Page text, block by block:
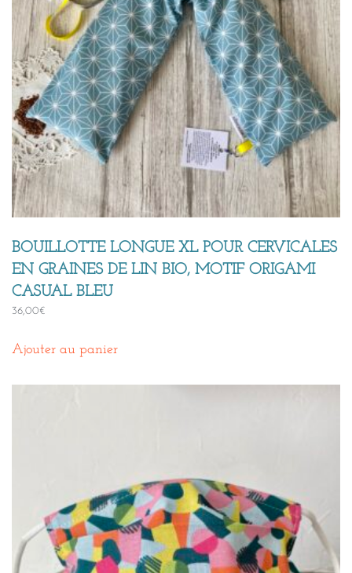
BOUILLOTTE LONGUE XL POUR CERVICALES
EN GRAINES DE LIN BIO, MOTIF ORIGAMI
CASUAL BLEU
36,00€
Ajouter au panier